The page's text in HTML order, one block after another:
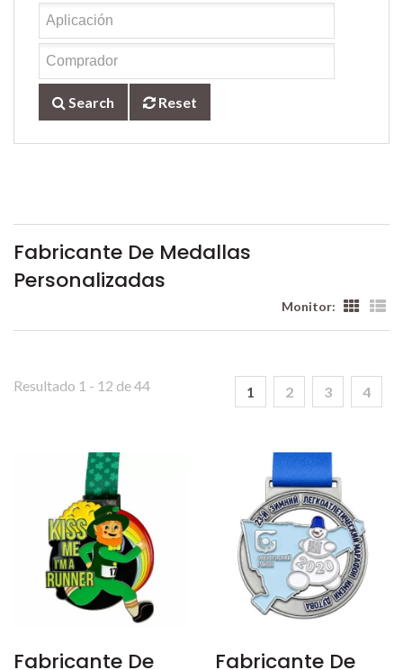
Search Reset
Fabricante De Medallas
Personalizadas
Monitor:
Resultado 1 - 12 de 44 1 2 3 4
Fabricante De Fabricante De